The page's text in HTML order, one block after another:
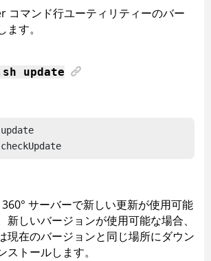
コマンド行ユーティリティーのバー
す。
update
サーバーで新しい更新が使用可能
新しいバージョンが使用可能な場合、
現在のバージョンと同じ場所にダウン
ストールします。